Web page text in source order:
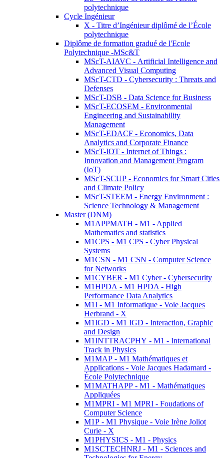
polytechnique
Cycle Ingénieur
X - Titre d’Ingénieur diplômé de l’École
polytechnique
Diplôme de formation gradué de l'Ecole
Polytechnique -MSc&T
MScT-AIAVC - Artificial Intelligence and
Advanced Visual Computing
MScT-CTD - Cybersecurity : Threats and
Defenses
MScT-DSB - Data Science for Business
MScT-ECOSEM - Environmental
Engineering and Sustainability
Management
MScT-EDACF - Economics, Data
Analytics and Corporate Finance
MScT-IOT - Internet of Things :
Innovation and Management Program
(IoT)
MScT-SCUP - Economics for Smart Cities
and Climate Policy
MScT-STEEM - Energy Environment :
Science Technology & Management
Master (DNM)
M1APPMATH - M1 - Applied
Mathematics and statistics
M1CPS - M1 CPS - Cyber Physical
Systems
M1CSN - M1 CSN - Computer Science
for Networks
M1CYBER - M1 Cyber - Cybersecurity
M1HPDA - M1 HPDA - High
Performance Data Analytics
M1I - M1 Informatique - Voie Jacques
Herbrand - X
M1IGD - M1 IGD - Interaction, Graphic
and Design
M1INTTRACPHY - M1 - International
Track in Physics
M1MAP - M1 Mathématiques et
Applications - Voie Jacques Hadamard -
École Polytechnique
M1MATHAPP - M1 - Mathématiques
Appliquées
M1MPRI - M1 MPRI - Foudations of
Computer Science
M1P - M1 Physique - Voie Irène Joliot
Curie - X
M1PHYSICS - M1 - Physics
M1SCTECHNRJ - M1 - Sciences and